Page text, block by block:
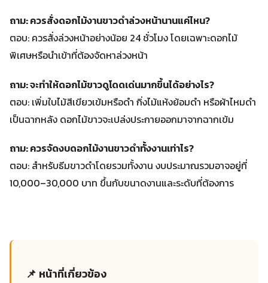
ถาม: ควรสั่งดอกไม้งานขาวดำล่วงหน้านานแค่ไหน?
ตอบ: ควรสั่งล่วงหน้าอย่างน้อย 24 ชั่วโมง โดยเฉพาะดอกไม้
พิเศษหรือนำเข้าที่ต้องจัดหาล่วงหน้า
ถาม: จะทำให้ดอกไม้ขาวดูโดดเด่นมากขึ้นได้อย่างไร?
ตอบ: เพิ่มใบไม้สีเขียวเข้มหรือดำ กิ่งไม้แห้งย้อมดำ หรือผ้าไหมดำ
เป็นฉากหลัง ดอกไม้ขาวจะเปล่งประกายออกมาจากฉากเข้ม
ถาม: ควรจัดงบดอกไม้งานขาวดำทั้งงานเท่าไร?
ตอบ: สำหรับธีมขาวดำโดยรวมทั้งงาน งบประมาณรวมอาจอยู่ที่
10,000–30,000 บาท ขึ้นกับขนาดงานและระดับที่ต้องการ
📌 หน้าที่เกี่ยวข้อง